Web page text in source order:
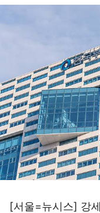
[서울=뉴시스] 강